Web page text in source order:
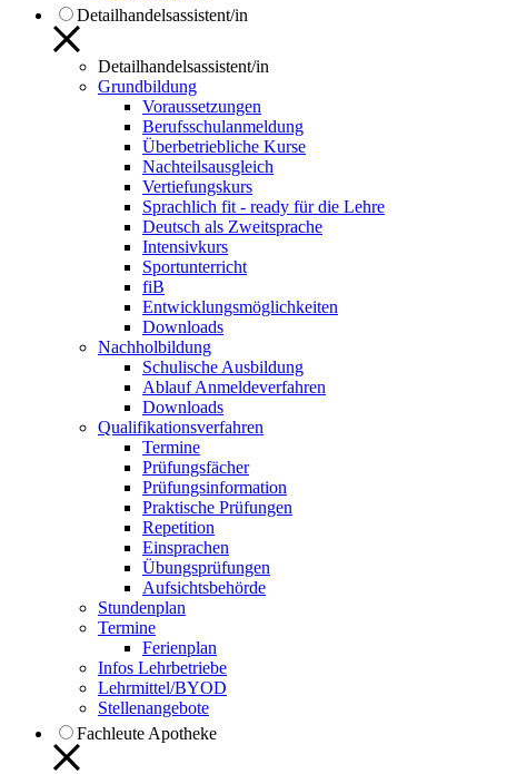
Detailhandelsassistent/in
Detailhandelsassistent/in
Grundbildung
Voraussetzungen
Berufsschulanmeldung
Überbetriebliche Kurse
Nachteilsausgleich
Vertiefungskurs
Sprachlich fit - ready für die Lehre
Deutsch als Zweitsprache
Intensivkurs
Sportunterricht
fiB
Entwicklungsmöglichkeiten
Downloads
Nachholbildung
Schulische Ausbildung
Ablauf Anmeldeverfahren
Downloads
Qualifikationsverfahren
Termine
Prüfungsfächer
Prüfungsinformation
Praktische Prüfungen
Repetition
Einsprachen
Übungsprüfungen
Aufsichtsbehörde
Stundenplan
Termine
Ferienplan
Infos Lehrbetriebe
Lehrmittel/BYOD
Stellenangebote
Fachleute Apotheke